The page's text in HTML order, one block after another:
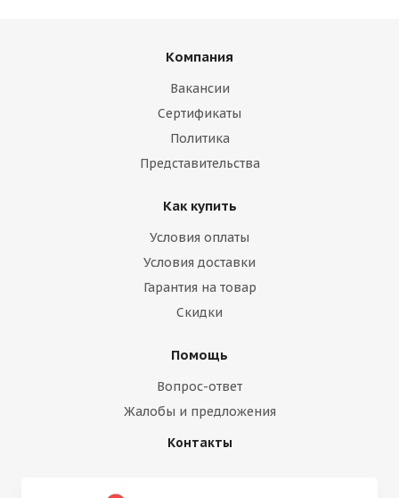
Компания
Вакансии
Сертификаты
Политика
Представительства
Как купить
Условия оплаты
Условия доставки
Гарантия на товар
Скидки
Помощь
Вопрос-ответ
Жалобы и предложения
Контакты